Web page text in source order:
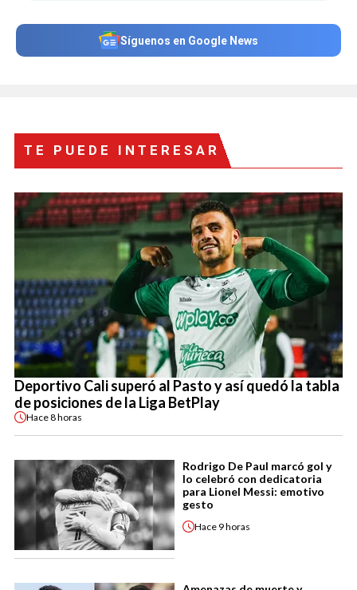
Síguenos en Google News
TE PUEDE INTERESAR
Deportivo Cali superó al Pasto y así quedó la tabla
de posiciones de la Liga BetPlay
Hace8 horas
Rodrigo De Paul marcó gol y
lo celebró con dedicatoria
para Lionel Messi: emotivo
gesto
Hace 9 horas